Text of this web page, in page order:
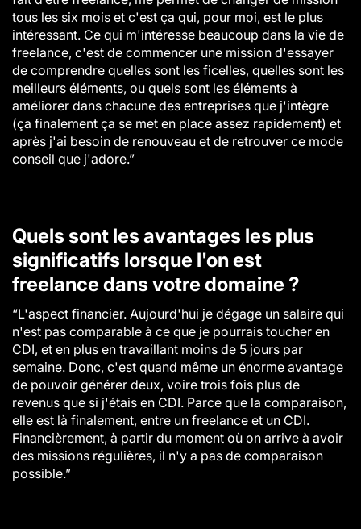
tous les six mois et c'est ça qui, pour moi, est le plus
intéressant. Ce qui m'intéresse beaucoup dans la vie de
freelance, c'est de commencer une mission d'essayer
de comprendre quelles sont les ficelles, quelles sont les
meilleurs éléments, ou quels sont les éléments à
améliorer dans chacune des entreprises que j'intègre
(ça finalement ça se met en place assez rapidement) et
après j'ai besoin de renouveau et de retrouver ce mode
conseil que j'adore.”
Quels sont les avantages les plus
significatifs lorsque l'on est
freelance dans votre domaine ?
“L'aspect financier. Aujourd'hui je dégage un salaire qui
n'est pas comparable à ce que je pourrais toucher en
CDI, et en plus en travaillant moins de 5 jours par
semaine. Donc, c'est quand même un énorme avantage
de pouvoir générer deux, voire trois fois plus de
revenus que si j'étais en CDI. Parce que la comparaison,
elle est là finalement, entre un freelance et un CDI.
Financièrement, à partir du moment où on arrive à avoir
des missions régulières, il n'y a pas de comparaison
possible.”